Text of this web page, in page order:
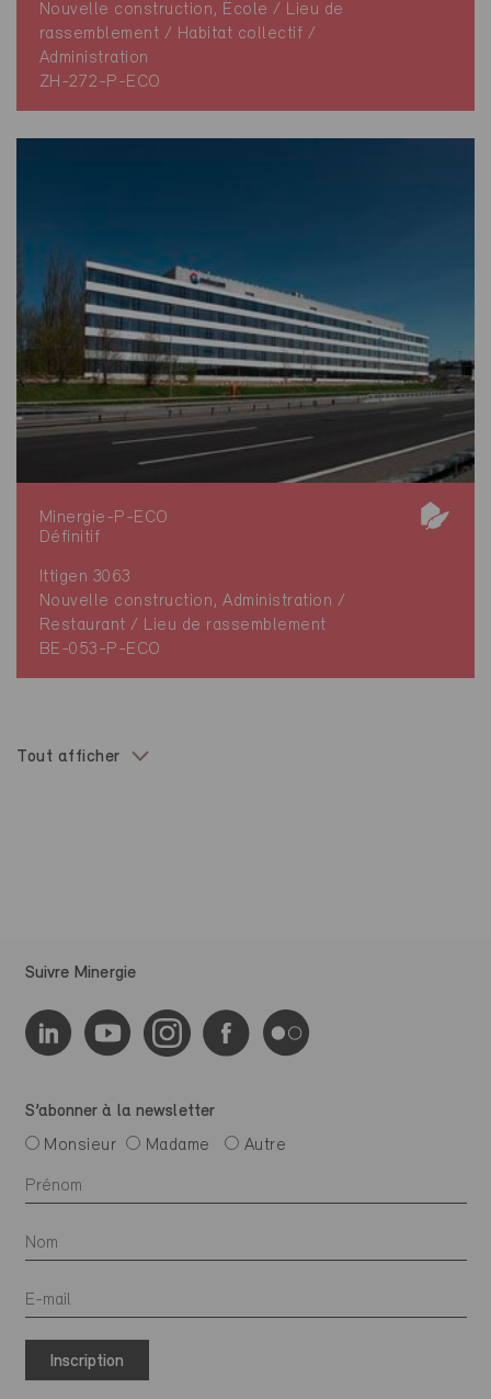
Nouvelle construction, École / Lieu de
rassemblement / Habitat collectif /
Administration
ZH-272-P-ECO
Minergie-P-ECO
Définitif
Ittigen 3063
Nouvelle construction, Administration /
Restaurant / Lieu de rassemblement
BE-053-P-ECO
Tout afficher
Suivre Minergie
S’abonner à la newsletter
Monsieur
Madame Autre
Inscription